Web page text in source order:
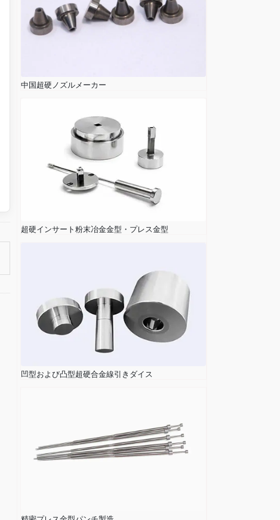
中国超硬ノズルメーカー
超硬インサート粉末冶金金型・プレス金型
凹型および凸型超硬合金線引きダイス